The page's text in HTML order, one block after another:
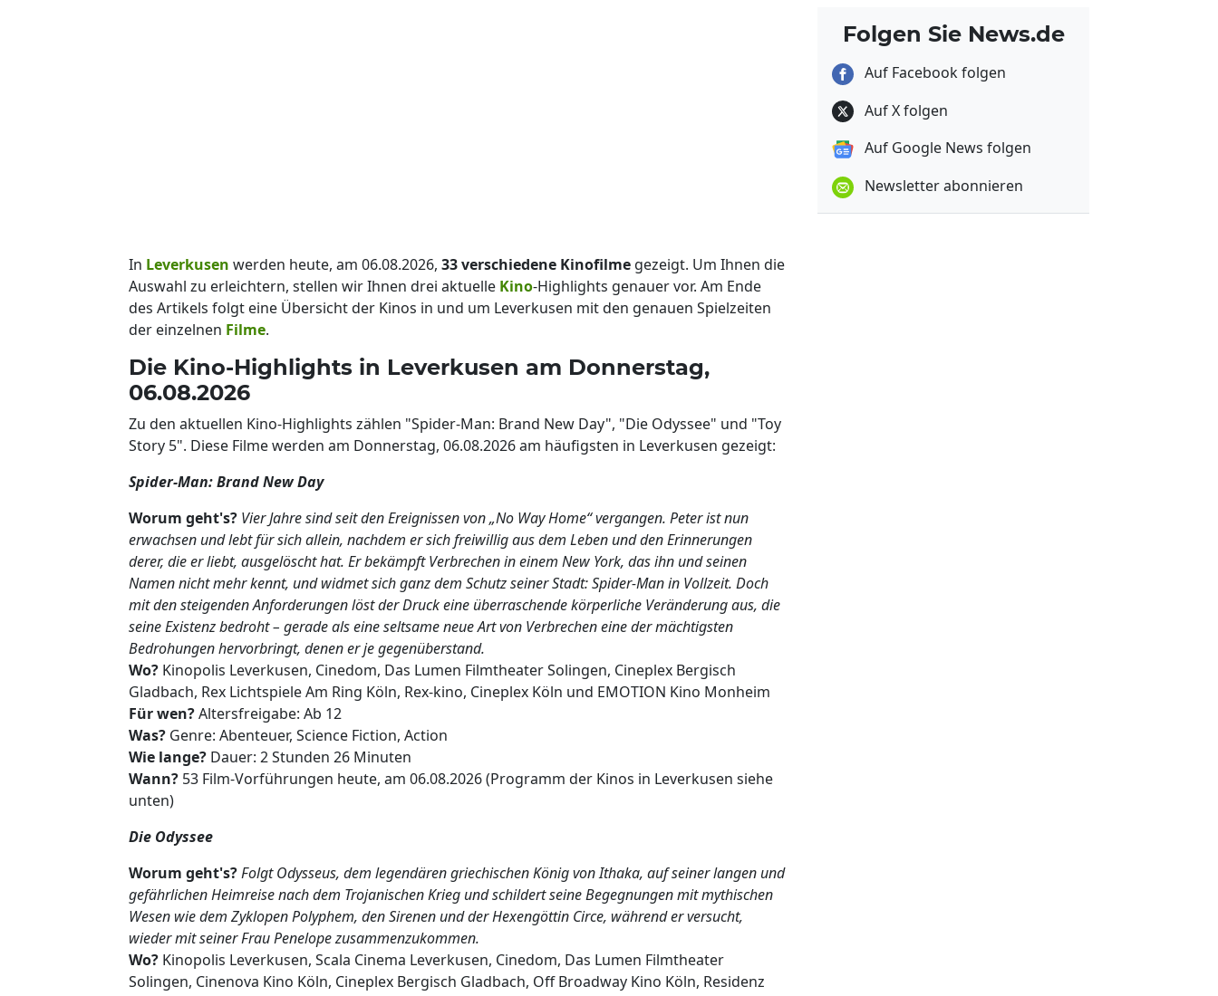
In Leverkusen werden heute, am 06.08.2026, 33 verschiedene Kinofilme gezeigt. Um Ihnen die
Auswahl zu erleichtern, stellen wir Ihnen drei aktuelle Kino-Highlights genauer vor. Am Ende
des Artikels folgt eine Übersicht der Kinos in und um Leverkusen mit den genauen Spielzeiten
der einzelnen Filme.
Die Kino-Highlights in Leverkusen am Donnerstag,
06.08.2026
Zu den aktuellen Kino-Highlights zählen "Spider-Man: Brand New Day", "Die Odyssee" und "Toy
Story 5". Diese Filme werden am Donnerstag, 06.08.2026 am häufigsten in Leverkusen gezeigt:
Spider-Man: Brand New Day
Worum geht's? Vier Jahre sind seit den Ereignissen von „No Way Home“ vergangen. Peter ist nun
erwachsen und lebt für sich allein, nachdem er sich freiwillig aus dem Leben und den Erinnerungen
derer, die er liebt, ausgelöscht hat. Er bekämpft Verbrechen in einem New York, das ihn und seinen
Namen nicht mehr kennt, und widmet sich ganz dem Schutz seiner Stadt: Spider-Man in Vollzeit. Doch
mit den steigenden Anforderungen löst der Druck eine überraschende körperliche Veränderung aus, die
seine Existenz bedroht – gerade als eine seltsame neue Art von Verbrechen eine der mächtigsten
Bedrohungen hervorbringt, denen er je gegenüberstand.
Wo? Kinopolis Leverkusen, Cinedom, Das Lumen Filmtheater Solingen, Cineplex Bergisch
Gladbach, Rex Lichtspiele Am Ring Köln, Rex-kino, Cineplex Köln und EMOTION Kino Monheim
Für wen?Altersfreigabe: Ab 12
Was? Genre: Abenteuer, Science Fiction, Action
Wie lange? Dauer: 2 Stunden 26 Minuten
Wann? 53 Film-Vorführungen heute, am 06.08.2026 (Programm der Kinos in Leverkusen siehe
unten)
Die Odyssee
Worum geht's?Folgt Odysseus, dem legendären griechischen König von Ithaka, auf seiner langen und
gefährlichen Heimreise nach dem Trojanischen Krieg und schildert seine Begegnungen mit mythischen
Wesen wie dem Zyklopen Polyphem, den Sirenen und der Hexengöttin Circe, während er versucht,
wieder mit seiner Frau Penelope zusammenzukommen.
Wo? Kinopolis Leverkusen, Scala Cinema Leverkusen, Cinedom, Das Lumen Filmtheater
Solingen, Cinenova Kino Köln, Cineplex Bergisch Gladbach, Off Broadway Kino Köln, Residenz
Folgen Sie News.de
Auf Facebook folgen
Auf X folgen
Auf Google News folgen
Newsletter abonnieren